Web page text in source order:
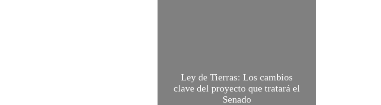
Ley de Tierras: Los cambios
clave del proyecto que tratará el
Senado